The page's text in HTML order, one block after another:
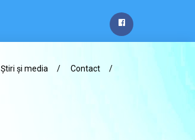
Știri și media Contact